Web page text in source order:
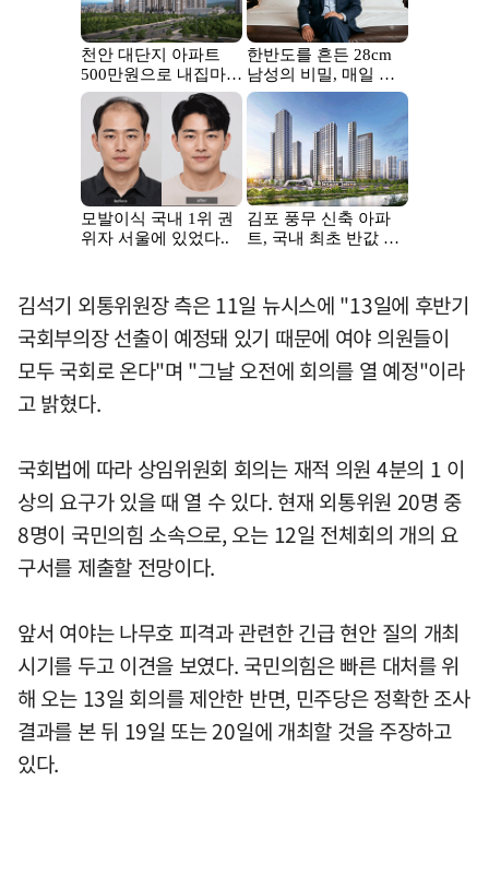
김석기 외통위원장 측은 11일 뉴시스에 "13일에 후반기
국회부의장 선출이 예정돼 있기 때문에 여야 의원들이
모두 국회로 온다"며 "그날 오전에 회의를 열 예정"이라
고 밝혔다.
국회법에 따라 상임위원회 회의는 재적 의원 4분의 1 이
상의 요구가 있을 때 열 수 있다. 현재 외통위원 20명 중
8명이 국민의힘 소속으로, 오는 12일 전체회의 개의 요
구서를 제출할 전망이다.
앞서 여야는 나무호 피격과 관련한 긴급 현안 질의 개최
시기를 두고 이견을 보였다. 국민의힘은 빠른 대처를 위
해 오는 13일 회의를 제안한 반면, 민주당은 정확한 조사
결과를 본 뒤 19일 또는 20일에 개최할 것을 주장하고
있다.